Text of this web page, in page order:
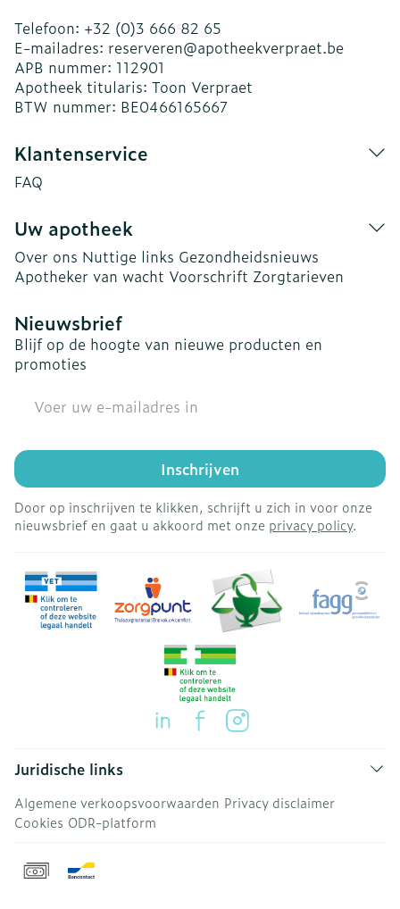
Telefoon: +32 (0)3 666 82 65
E-mailadres: reserveren@apotheekverpraet.be
APB nummer: 112901
Apotheek titularis: Toon Verpraet
BTW nummer: BE0466165667
Klantenservice
FAQ
Uw apotheek
Over ons Nuttige links Gezondheidsnieuws
Apotheker van wacht Voorschrift Zorgtarieven
Nieuwsbrief
Blijf op de hoogte van nieuwe producten en
promoties
Inschrijven
Door op inschrijven te klikken, schrijft u zich in voor onze
nieuwsbrief en gaat u akkoord met onze privacy policy.
Juridische links
Algemene verkoopsvoorwaarden Privacy disclaimer
Cookies ODR-platform